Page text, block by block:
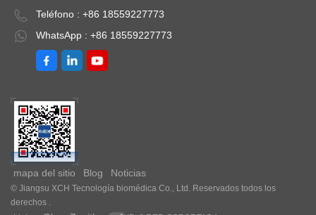
Teléfono : +86 18559227773
WhatsApp : +86 18559227773
mapa del sitio Blog Noticias
© Jiangsu XCH Tecnología biomédica Co., Ltd. Reservados todos los
derechos .